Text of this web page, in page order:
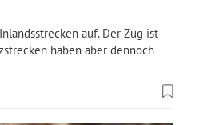
auf. Der Zug ist
haben aber dennoch